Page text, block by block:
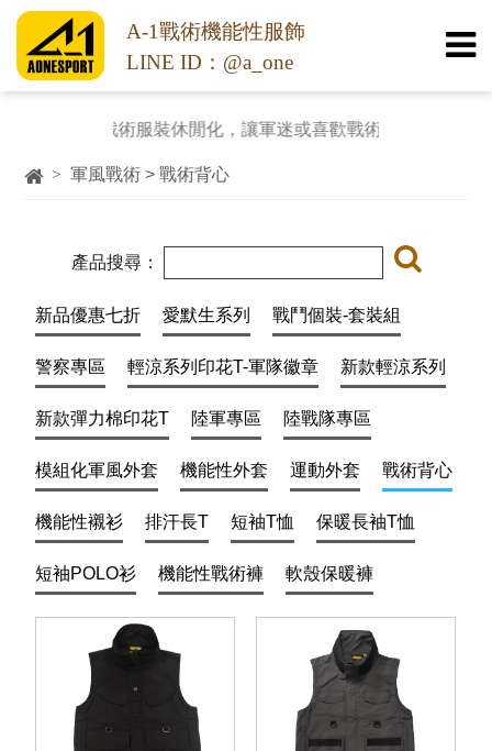
A-1戰術機能性服飾
LINE ID：@a_one
戰術服裝休閒化，讓軍迷或喜歡戰術風格產品消
> 軍風戰術 > 戰術背心
產品搜尋：
新品優惠七折 愛默生系列 戰鬥個裝-套裝組
警察專區 輕涼系列印花T-軍隊徽章 新款輕涼系列
新款彈力棉印花T 陸軍專區 陸戰隊專區
模組化軍風外套 機能性外套 運動外套 戰術背心
機能性襯衫 排汗長T 短袖T恤 保暖長袖T恤
短袖POLO衫 機能性戰術褲 軟殼保暖褲